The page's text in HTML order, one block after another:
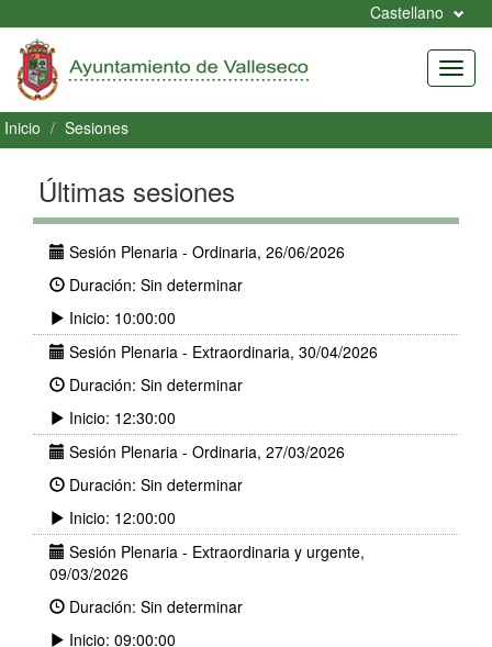
Castellano
Inicio
Sesiones
Últimas sesiones
Sesión Plenaria - Ordinaria, 26/06/2026
Duración: Sin determinar
Inicio: 10:00:00
Sesión Plenaria - Extraordinaria, 30/04/2026
Duración: Sin determinar
Inicio: 12:30:00
Sesión Plenaria - Ordinaria, 27/03/2026
Duración: Sin determinar
Inicio: 12:00:00
Sesión Plenaria - Extraordinaria y urgente,
09/03/2026
Duración: Sin determinar
Inicio: 09:00:00